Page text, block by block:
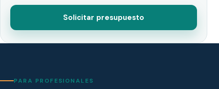
Solicitar presupuesto
PARA PROFESIONALES